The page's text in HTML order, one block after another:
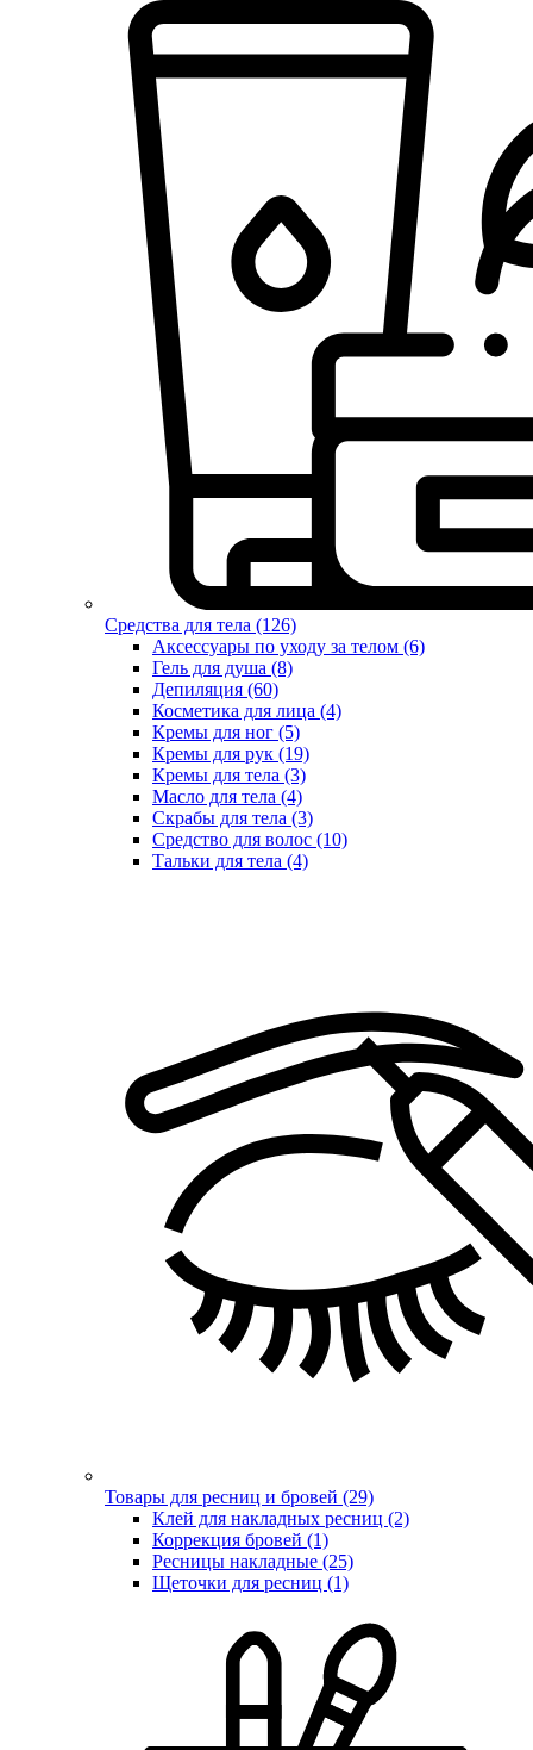
Средства для тела (126)
Аксессуары по уходу за телом (6)
Гель для душа (8)
Депиляция (60)
Косметика для лица (4)
Кремы для ног (5)
Кремы для рук (19)
Кремы для тела (3)
Масло для тела (4)
Скрабы для тела (3)
Средство для волос (10)
Тальки для тела (4)
Товары для ресниц и бровей (29)
Клей для накладных ресниц (2)
Коррекция бровей (1)
Ресницы накладные (25)
Щеточки для ресниц (1)